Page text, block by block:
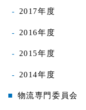
2017年度
2016年度
2015年度
2014年度
物流専門委員会